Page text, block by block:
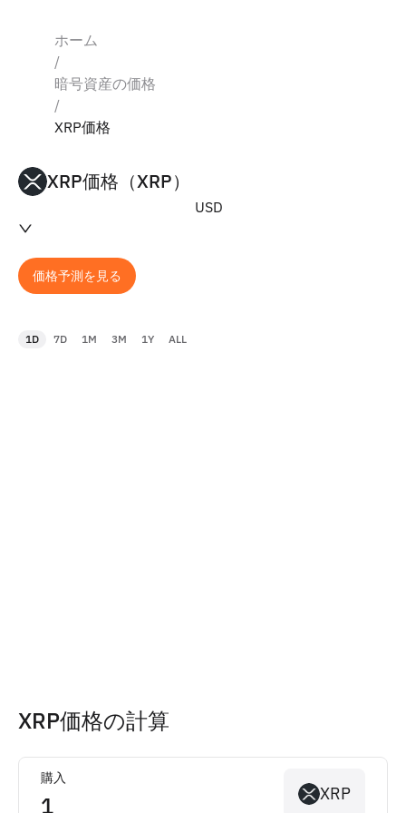
ホーム
/
暗号資産の価格
/
XRP価格
XRP価格（XRP）
USD
価格予測を見る
1D 7D 1M 3M 1Y ALL
XRP価格の計算
購入
XRP